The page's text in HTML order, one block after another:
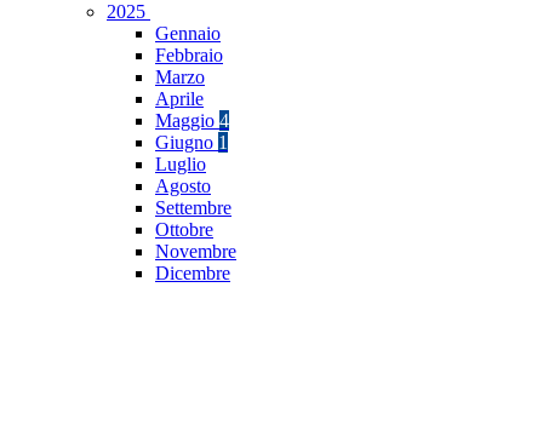
2025
Gennaio
Febbraio
Marzo
Aprile
Maggio 4
Giugno 1
Luglio
Agosto
Settembre
Ottobre
Novembre
Dicembre